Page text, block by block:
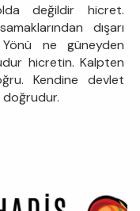
değildir hicret.
dışarı
ne güneyden
hicretin. Kalpten
Kendine devlet